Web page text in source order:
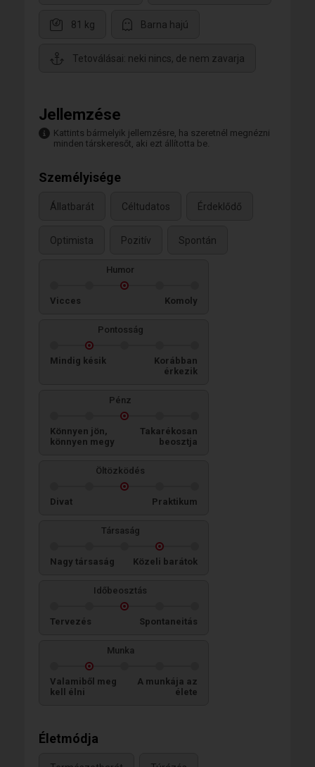
81 kg Barna hajú
Tetoválásai: neki nincs, de nem zavarja
Jellemzése
Kattints bármelyik jellemzésre, ha szeretnél megnézni
minden társkeresőt, aki ezt állította be.
Személyisége
Állatbarát Céltudatos Érdeklődő
Optimista Pozitív Spontán
Humor
Vicces Komoly
Pontosság
Mindig késik
Korábban
érkezik
Pénz
Könnyen jön,
könnyen megy
Takarékosan
beosztja
Öltözködés
Divat Praktikum
Társaság
Nagy társaság Közeli barátok
Időbeosztás
Tervezés Spontaneitás
Munka
Valamiből meg
kell élni
A munkája az
élete
Életmódja